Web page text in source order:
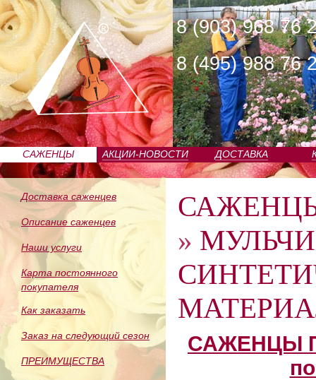
8 (903) 968 76
8 (495) 988 76
САЖЕНЦЫ
ПИТОМНИКА
АКЦИИ-НОВОСТИ ДОСТАВКА
Доставка саженцев
Описание саженцев
Наши услуги
Карта постоянного
покупателя
Как заказать
Заказ на следующий сезон
ПРЕИМУЩЕСТВА
»
САЖЕНЦЫ